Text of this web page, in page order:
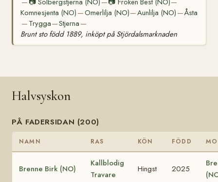
— 📷Solbergstjerna (NO) —📷 Fröken Best (NO)—
Komnesjenta (NO) —Omerlilja (NO)—Aunlilja (NO) —Åsta
— Trygga—Stjerna —
Brunt sto född 1889, inköpt på Stjördalsmarknaden
Halvsyskon
PÅ FADERSIDAN (200)
NAMN RAS KÖN FÖDD
Brenne Birk (NO)
Kallblodig
Travare
Hingst 2025